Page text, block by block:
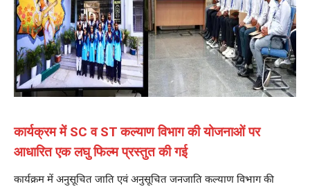
कार्यक्रम में SC व ST कल्याण विभाग की योजनाओं पर
आधारित एक लघु फिल्म प्रस्तुत की गई
कार्यक्रम में अनुसूचित जाति एवं अनुसूचित जनजाति कल्याण विभाग की